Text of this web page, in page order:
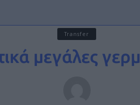
Transfer
μεγάλες